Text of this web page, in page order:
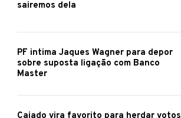
sairemos dela
PF intima Jaques Wagner para depor
sobre suposta ligação com Banco
Master
Caiado vira favorito para herdar votos